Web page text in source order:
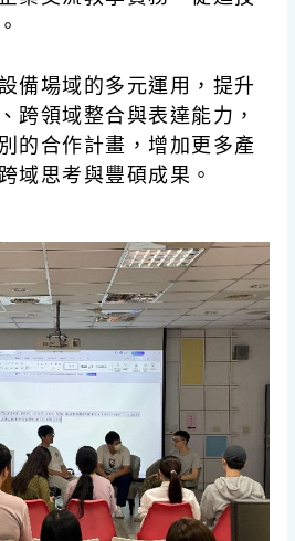
備場域的多元運用，提升
跨領域整合與表達能力，
的合作計畫，增加更多產
域思考與豐碩成果。